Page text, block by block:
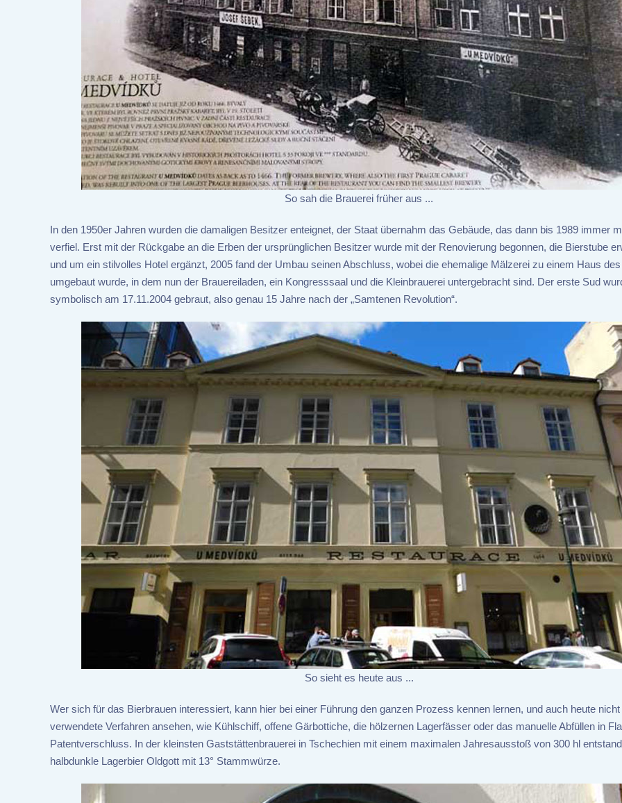
So sah die Brauerei früher aus ...
In den 1950er Jahren wurden die damaligen Besitzer enteignet, der Staat übernahm das Gebäude, das dann bis 1989 immer
verfiel. Erst mit der Rückgabe an die Erben der ursprünglichen Besitzer wurde mit der Renovierung begonnen, die Bierstube
und um ein stilvolles Hotel ergänzt, 2005 fand der Umbau seinen Abschluss, wobei die ehemalige Mälzerei zu einem Haus
umgebaut wurde, in dem nun der Brauereiladen, ein Kongresssaal und die Kleinbrauerei untergebracht sind. Der erste Sud
symbolisch am 17.11.2004 gebraut, also genau 15 Jahre nach der „Samtenen Revolution“.
So sieht es heute aus ...
Wer sich für das Bierbrauen interessiert, kann hier bei einer Führung den ganzen Prozess kennen lernen, und auch heute
verwendete Verfahren ansehen, wie Kühlschiff, offene Gärbottiche, die hölzernen Lagerfässer oder das manuelle Abfüllen in
Patentverschluss. In der kleinsten Gaststättenbrauerei in Tschechien mit einem maximalen Jahresausstoß von 300 hl
halbdunkle Lagerbier Oldgott mit 13° Stammwürze.